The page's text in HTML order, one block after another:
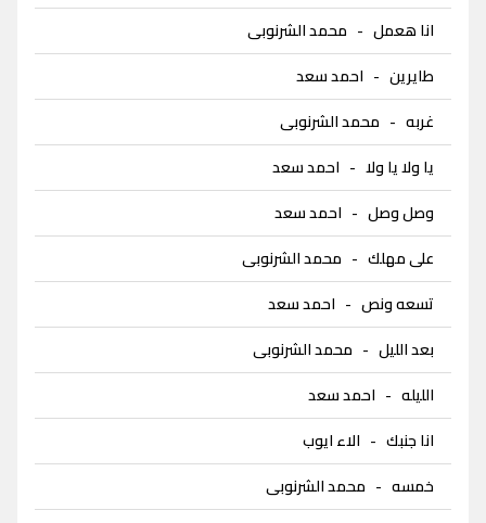
انا هعمل - محمد الشرنوبى
طايرين - احمد سعد
غربه - محمد الشرنوبى
يا ولا يا ولا - احمد سعد
وصل وصل - احمد سعد
على مهلك - محمد الشرنوبى
تسعه ونص - احمد سعد
بعد الليل - محمد الشرنوبى
الليله - احمد سعد
انا جنبك - الاء ايوب
خمسه - محمد الشرنوبى